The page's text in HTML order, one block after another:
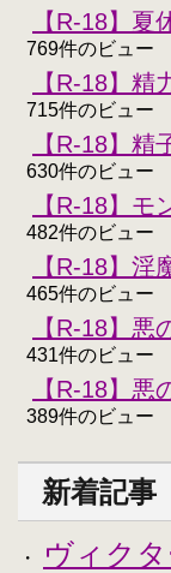
【R-18】
769件のビュー
【R-18】
715件のビュー
【R-18】
630件のビュー
【R-18】
482件のビュー
【R-18】
465件のビュー
【R-18】
431件のビュー
【R-18】
389件のビュー
新着記事
・
ヴィク